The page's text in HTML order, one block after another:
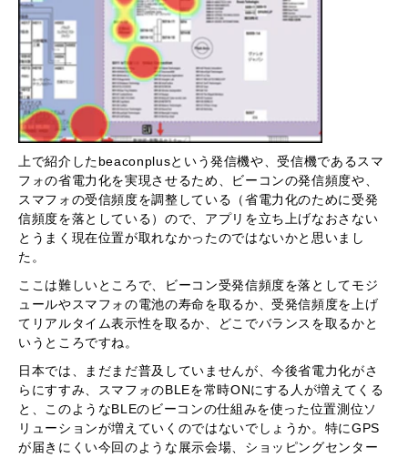
上で紹介したbeaconplusという発信機や、受信機であるスマ
フォの省電力化を実現させるため、ビーコンの発信頻度や、
スマフォの受信頻度を調整している（省電力化のために受発
信頻度を落としている）ので、アプリを立ち上げなおさない
とうまく現在位置が取れなかったのではないかと思いまし
た。
ここは難しいところで、ビーコン受発信頻度を落としてモジ
ュールやスマフォの電池の寿命を取るか、受発信頻度を上げ
てリアルタイム表示性を取るか、どこでバランスを取るかと
いうところですね。
日本では、まだまだ普及していませんが、今後省電力化がさ
らにすすみ、スマフォのBLEを常時ONにする人が増えてくる
と、このようなBLEのビーコンの仕組みを使った位置測位ソ
リューションが増えていくのではないでしょうか。特にGPS
が届きにくい今回のような展示会場、ショッピングセンター